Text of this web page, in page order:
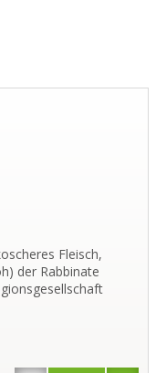
Fleisch,
der Rabbinate